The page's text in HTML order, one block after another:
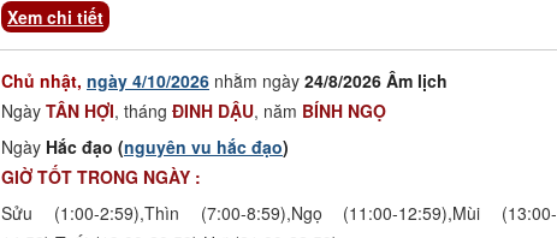
Xem chi tiết
Chủ nhật, ngày 4/10/2026 nhằm ngày 24/8/2026 Âm lịch
Ngày TÂN HỢI, tháng ĐINH DẬU, năm BÍNH NGỌ
Ngày Hắc đạo (nguyên vu hắc đạo)
GIỜ TỐT TRONG NGÀY :
Sửu (1:00-2:59),Thìn (7:00-8:59),Ngọ (11:00-12:59),Mùi (13:00-